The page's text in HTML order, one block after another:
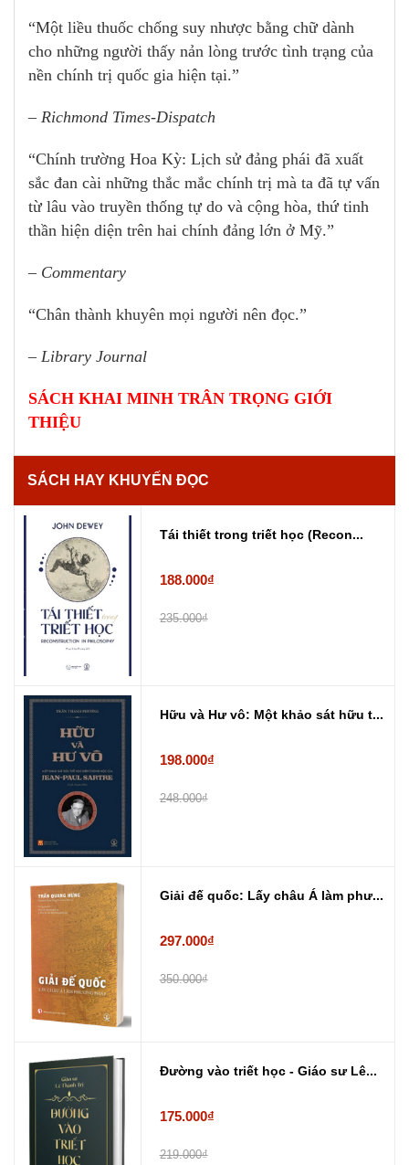
“Một liều thuốc chống suy nhược bằng chữ dành
cho những người thấy nản lòng trước tình trạng của
nền chính trị quốc gia hiện tại.”
– Richmond Times-Dispatch
“Chính trường Hoa Kỳ: Lịch sử đảng phái đã xuất
sắc đan cài những thắc mắc chính trị mà ta đã tự vấn
từ lâu vào truyền thống tự do và cộng hòa, thứ tinh
thần hiện diện trên hai chính đảng lớn ở Mỹ.”
– Commentary
“Chân thành khuyên mọi người nên đọc.”
– Library Journal
SÁCH KHAI MINH TRÂN TRỌNG GIỚI
THIỆU
SÁCH HAY KHUYẾN ĐỌC
Tái thiết trong triết học (Recon...
188.000₫
235.000₫
Hữu và Hư vô: Một khảo sát hữu t...
198.000₫
248.000₫
Giải đế quốc: Lấy châu Á làm phư...
297.000₫
350.000₫
Đường vào triết học - Giáo sư Lê...
175.000₫
219.000₫